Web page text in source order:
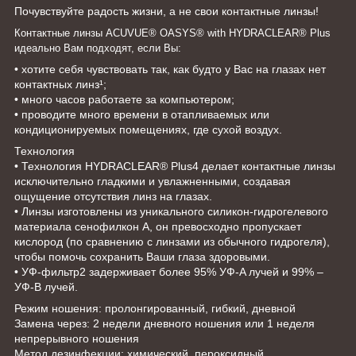
Почувствуйте радость жизни, а не свои контактные линзы!
Контактные линзы ACUVUE® OASYS® with HYDRACLEAR® Plus
идеально Вам подходят, если Вы:
• хотите себя чувствовать так, как будто у Вас на глазах нет
контактных линз¹;
• много часов работаете за компьютером;
• проводите много времени в отапливаемых или
кондиционируемых помещениях, где сухой воздух.
Технология
• Технология HYDRACLEAR® Plus4 делает контактные линзы
исключительно гладкими и увлажненными, создавая
ощущение отсутствия линз на глазах.
• Линзы изготовлены из уникального силикон-гидрогелевого
материала сенофилкон А, он превосходно пропускает
кислород (по сравнению с линзами из обычного гидрогеля),
чтобы помочь сохранить Ваши глаза здоровыми.
• УФ-фильтр2 задерживает более 95% УФ-A лучей и 99% –
УФ-В лучей.
Режим ношения: пролонгированный, гибкий, дневной
Замена через: 2 недели дневного ношения или 1 неделя
непрерывного ношения
Метод дезинфекции: химический, пероксидный